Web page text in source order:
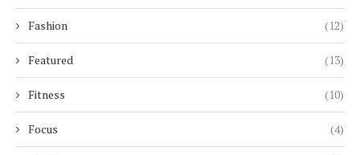
Fashion (12)
Featured (13)
Fitness (10)
Focus (4)